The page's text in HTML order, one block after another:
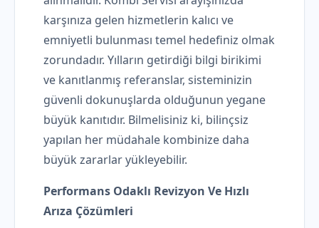
karşınıza gelen hizmetlerin kalıcı ve
emniyetli bulunması temel hedefiniz olmak
zorundadır. Yılların getirdiği bilgi birikimi
ve kanıtlanmış referanslar, sisteminizin
güvenli dokunuşlarda olduğunun yegane
büyük kanıtıdır. Bilmelisiniz ki, bilinçsiz
yapılan her müdahale kombinize daha
büyük zararlar yükleyebilir.
Performans Odaklı Revizyon Ve Hızlı
Arıza Çözümleri